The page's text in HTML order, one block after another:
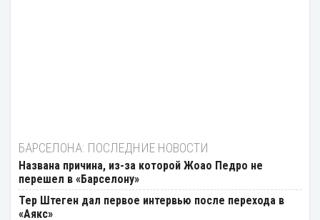
БАРСЕЛОНА: ПОСЛЕДНИЕ НОВОСТИ
Названа причина, из-за которой Жоао Педро не
перешел в «Барселону»
Тер Штеген дал первое интервью после перехода в
«Аякс»